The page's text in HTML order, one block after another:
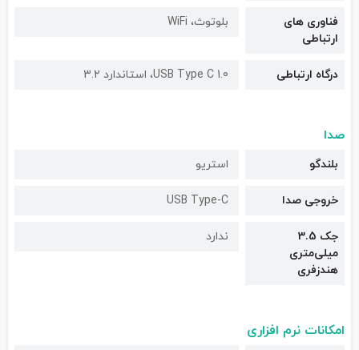
فناوری های
ارتباطی
بلوتوث، WiFi
درگاه ارتباطی USB Type C 1.0، استاندارد 3.2
صدا
بلندگو استریو
خروجی صدا USB Type-C
جک 3.5
میلی‌متری
هندزفری
ندارد
امکانات نرم افزاری